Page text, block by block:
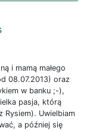
i mamą małego
08.07.2013) oraz
w banku ;-),
pasja, którą
Rysiem). Uwielbiam
a później się